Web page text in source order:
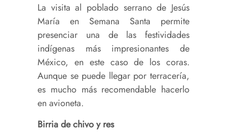
La visita al poblado serrano de Jesús
María en Semana Santa permite
presenciar una de las festividades
indígenas más impresionantes de
México, en este caso de los coras.
Aunque se puede llegar por terracería,
es mucho más recomendable hacerlo
en avioneta.
Birria de chivo y res